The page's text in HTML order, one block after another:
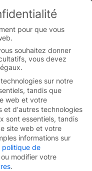
Belgian website.
pour que vous
souhaitez donner
vous devez
sur notre
tandis que
web et votre
et d'autres technologies
sont essentiels, tandis
site web et votre
informations sur
politique de
modifier votre
.